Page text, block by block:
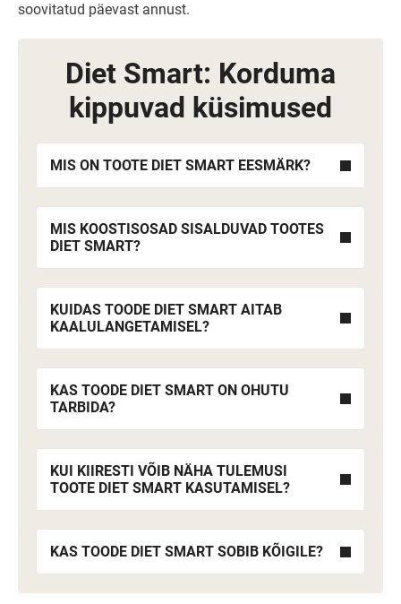
soovitatud päevast annust.
Diet Smart: Korduma
kippuvad küsimused
MIS ON TOOTE DIET SMART EESMÄRK?
MIS KOOSTISOSAD SISALDUVAD TOOTES
DIET SMART?
KUIDAS TOODE DIET SMART AITAB
KAALULANGETAMISEL?
KAS TOODE DIET SMART ON OHUTU
TARBIDA?
KUI KIIRESTI VÕIB NÄHA TULEMUSI
TOOTE DIET SMART KASUTAMISEL?
KAS TOODE DIET SMART SOBIB KÕIGILE?